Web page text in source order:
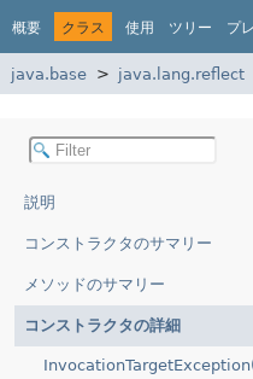
概要 クラス 使用 ツリー プ
java.base java.lang.reflect
説明
コンストラクタのサマリー
メソッドのサマリー
コンストラクタの詳細